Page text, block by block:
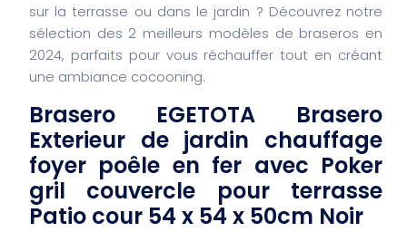
sur la terrasse ou dans le jardin ? Découvrez notre
sélection des 2 meilleurs modèles de braseros en
2024, parfaits pour vous réchauffer tout en créant
une ambiance cocooning.
Brasero EGETOTA Brasero
Exterieur de jardin chauffage
foyer poêle en fer avec Poker
gril couvercle pour terrasse
Patio cour 54 x 54 x 50cm Noir